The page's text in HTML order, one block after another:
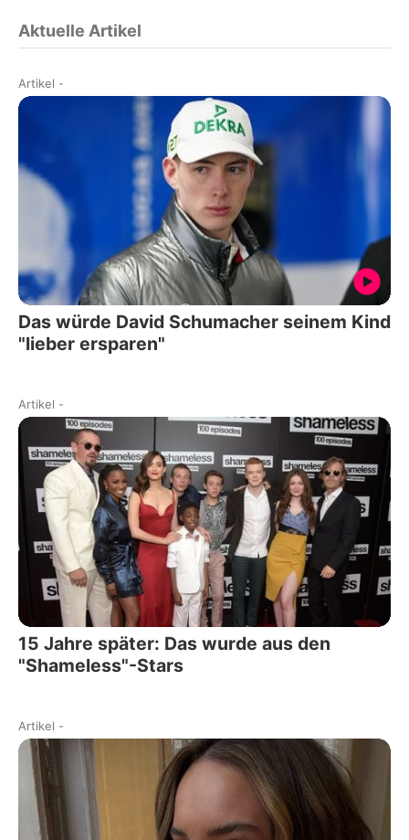
Aktuelle Artikel
Artikel -
Das würde David Schumacher seinem Kind
"lieber ersparen"
Artikel -
15 Jahre später: Das wurde aus den
"Shameless"-Stars
Artikel -